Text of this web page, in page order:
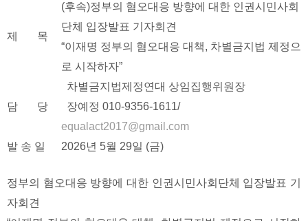
제 목
(후속)정부의 혐오대응 방향에 대한 인권시민사회
단체 입장발표 기자회견
“이재명 정부의 혐오대응 대책, 차별금지법 제정으
로 시작하자”
담 당
차별금지법제정연대 상임집행위원장
장예정 010-9356-1611/
equalact2017@gmail.com
발 송 일
2026년 5월 29일 (금)
정부의 혐오대응 방향에 대한 인권시민사회단체 입장발표 기
자회견